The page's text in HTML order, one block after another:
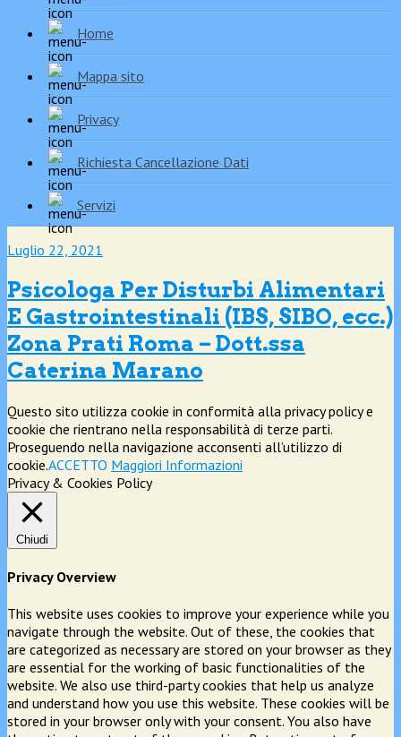
Home
Mappa sito
Privacy
Richiesta Cancellazione Dati
Servizi
Luglio 22, 2021
Psicologa Per Disturbi Alimentari
E Gastrointestinali (IBS, SIBO, ecc.)
Zona Prati Roma – Dott.ssa
Caterina Marano
Questo sito utilizza cookie in conformità alla privacy policy e
cookie che rientrano nella responsabilità di terze parti.
Proseguendo nella navigazione acconsenti all’utilizzo di
cookie.ACCETTO Maggiori Informazioni
Privacy & Cookies Policy
Chiudi
Privacy Overview
This website uses cookies to improve your experience while you
navigate through the website. Out of these, the cookies that
are categorized as necessary are stored on your browser as they
are essential for the working of basic functionalities of the
website. We also use third-party cookies that help us analyze
and understand how you use this website. These cookies will be
stored in your browser only with your consent. You also have